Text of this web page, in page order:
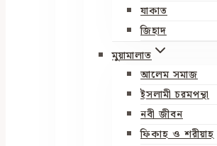
যাকাত
জিহাদ
মুয়ামালাত
আলেম সমাজ
ইসলামী চরমপন্থা
নবী জীবন
ফিকাহ ও শরীয়াহ